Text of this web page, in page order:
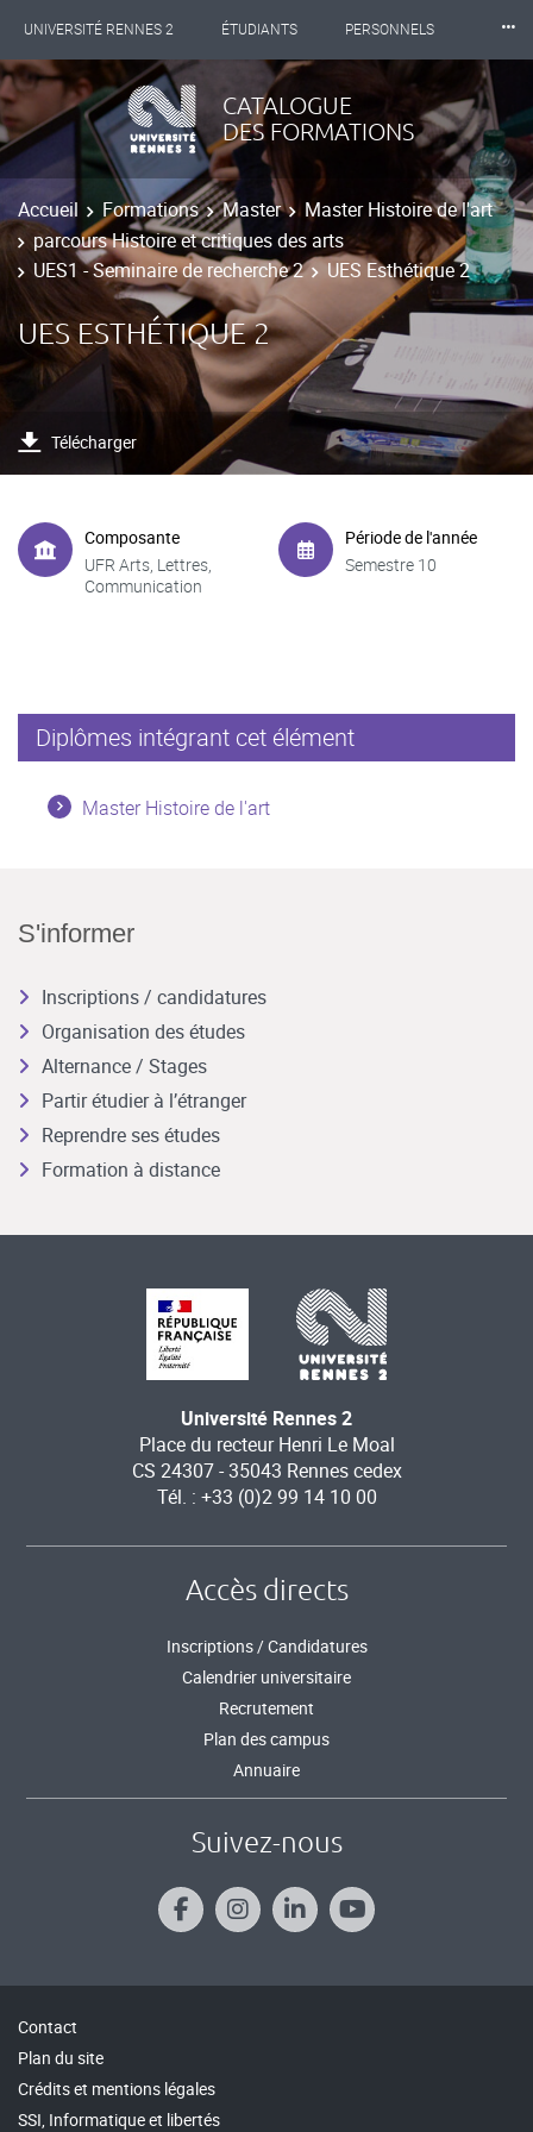
UNIVERSITÉ RENNES 2 ÉTUDIANTS PERSONNELS
INTERNATIONAL PROFESSIONNELS BIBLIOTHÈQUES
LES NOUVELLES DE RENNES 2
⸱⸱⸱
CATALOGUE
DES FORMATIONS
Accueil Formations Master
Master Histoire de l'art
parcours Histoire et critiques des arts
UES1 - Seminaire de recherche 2
UES Esthétique 2
UES ESTHÉTIQUE 2
Télécharger
Composante
UFR Arts, Lettres,
Communication
Période de l'année
Semestre 10
Diplômes intégrant cet élément
Master Histoire de l'art
S'informer
Inscriptions / candidatures
Organisation des études
Alternance / Stages
Partir étudier à l’étranger
Reprendre ses études
Formation à distance
Université Rennes 2
Place du recteur Henri Le Moal
CS 24307 - 35043 Rennes cedex
Tél. : +33 (0)2 99 14 10 00
Accès directs
Inscriptions / Candidatures
Calendrier universitaire
Recrutement
Plan des campus
Annuaire
Suivez-nous
Contact
Plan du site
Crédits et mentions légales
SSI, Informatique et libertés